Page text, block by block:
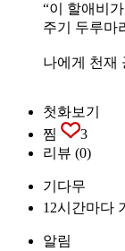
“이 할애비
주기 두루마
나에게 천재
첫화보기
찜
3
리뷰 (0)
기다무
12시간마다
알림